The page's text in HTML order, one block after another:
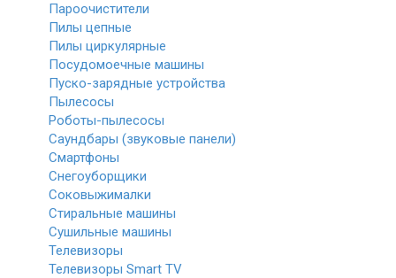
Пароочистители
Пилы цепные
Пилы циркулярные
Посудомоечные машины
Пуско-зарядные устройства
Пылесосы
Роботы-пылесосы
Саундбары (звуковые панели)
Смартфоны
Снегоуборщики
Соковыжималки
Стиральные машины
Сушильные машины
Телевизоры
Телевизоры Smart TV